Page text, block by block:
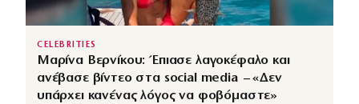
CELEBRITIES
Μαρίνα Βερνίκου: Έπιασε λαγοκέφαλο και
ανέβασε βίντεο στα social media – «Δεν
υπάρχει κανένας λόγος να φοβόμαστε»